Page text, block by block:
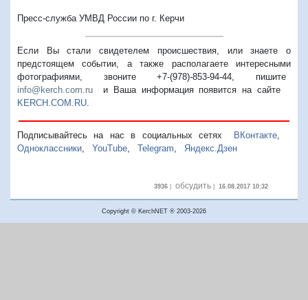
Пресс-служба УМВД России по г. Керчи
Если Вы стали свидетелем происшествия, или знаете о
предстоящем событии, а также располагаете интересными
фотографиями, звоните +7-(978)-853-94-44, пишите
info@kerch.com.ru и Ваша информация появится на сайте
KERCH.COM.RU
Подписывайтесь на нас в социальных сетях ВКонтакте,
Одноклассники
YouTube Telegram Яндекс.Дзен
3936| обсудить| 16.08.2017 10:32
Copyright © KerchNET ® 2003-2026